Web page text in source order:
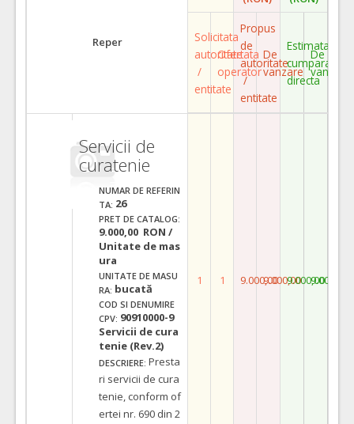
Reper
Solicitata
autoritate
/
entitate
Ofertata
operator
Propus
de
autoritate
/
entitate
De
vanzare
Estimata
cumparare
directa
De
vanzare
Servicii de
curatenie
NUMAR DE REFERIN
TA: 26
PRET DE CATALOG:
9.000,00 RON /
Unitate de mas
ura
UNITATE DE MASU
RA: bucată
COD SI DENUMIRE
CPV: 90910000-9
Servicii de cura
tenie (Rev.2)
DESCRIERE: Presta
ri servicii de cura
tenie, conform of
ertei nr. 690 din 2
1 1 9.000,009.000,009.000,009.000,00